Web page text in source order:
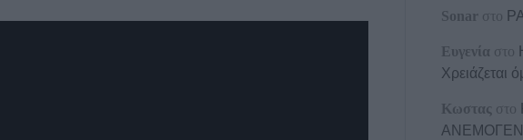
Sonar στο
Ευγενία στο
Χρειάζεται
Κωστας στο